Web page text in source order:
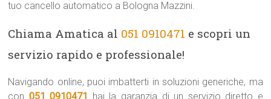
tuo cancello automatico a Bologna Mazzini.
Chiama Amatica al 051 0910471 e scopri un
servizio rapido e professionale!
Navigando online, puoi imbatterti in soluzioni generiche, ma
con 051 0910471 hai la garanzia di un servizio diretto e